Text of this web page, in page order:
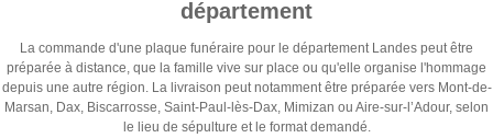
département
La commande d'une plaque funéraire pour le département Landes peut être
préparée à distance, que la famille vive sur place ou qu'elle organise l'hommage
depuis une autre région. La livraison peut notamment être préparée vers Mont-de-
Marsan, Dax, Biscarrosse, Saint-Paul-lès-Dax, Mimizan ou Aire-sur-l’Adour, selon
le lieu de sépulture et le format demandé.